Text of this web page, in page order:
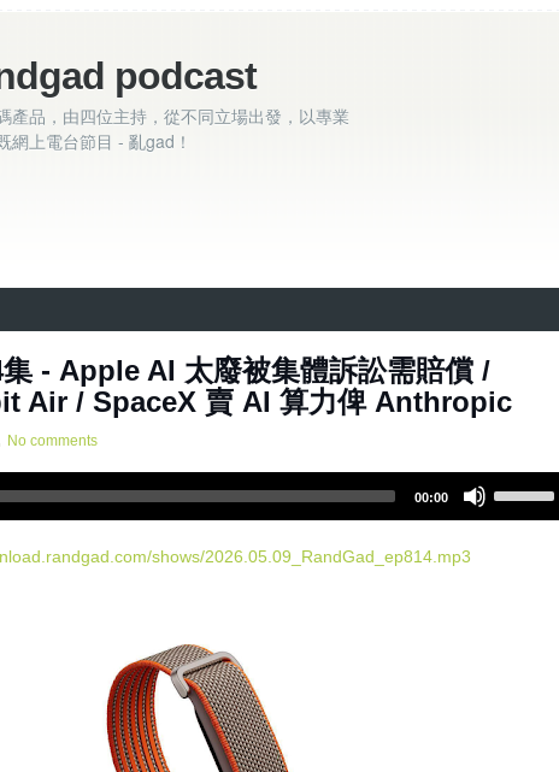
podcast
產品，由四位主持，從不同立場出發，以專業
網上電台節目 - 亂gad！
- Apple AI 太廢被集體訴訟需賠償 /
Air / SpaceX 賣 AI 算力俾 Anthropic
No comments
00:00
s
shows/2026.05.09_RandGad_ep814.mp3